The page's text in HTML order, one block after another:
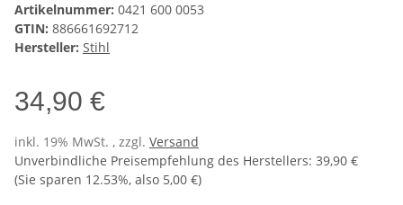
Artikelnummer: 0421 600 0053
GTIN: 886661692712
Hersteller: Stihl
34,90 €
inkl. 19% MwSt. , zzgl. Versand
Unverbindliche Preisempfehlung des Herstellers: 39,90 €
(Sie sparen 12.53%, also 5,00 €)